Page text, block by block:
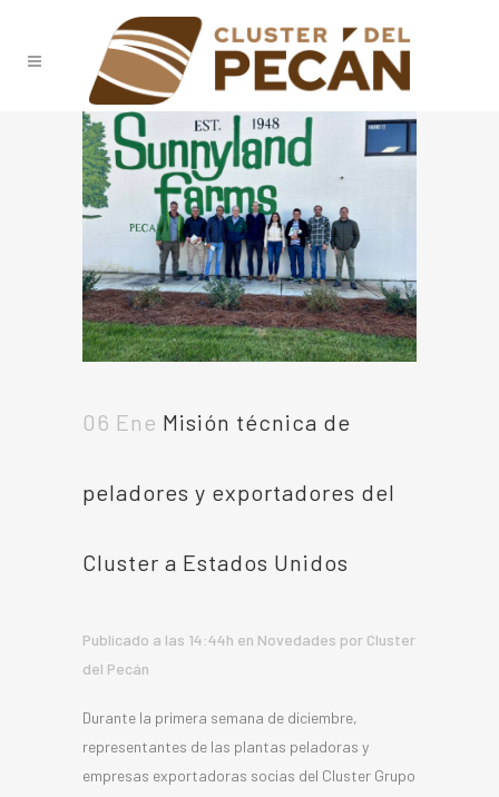
06 Ene Misión técnica de
peladores y exportadores del
Cluster a Estados Unidos
Publicado a las 14:44h en Novedades por Cluster
del Pecán
Durante la primera semana de diciembre,
representantes de las plantas peladoras y
empresas exportadoras socias del Cluster Grupo